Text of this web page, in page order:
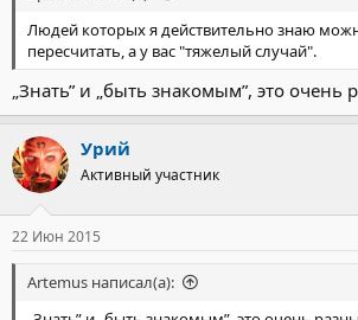
Людей которых я действительно знаю
пересчитать, а у вас "тяжелый случай".
„Знать” и „быть знакомым”, это очень
Урий
Активный участник
22 Июн 2015
Artemus написал(а):